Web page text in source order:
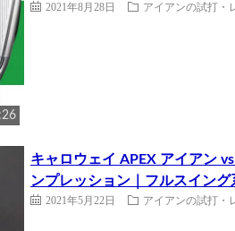
2021年8月28日 アイアンの試打・
キャロウェイ APEX アイアン
ンプレッション｜フルスイング
2021年5月22日 アイアンの試打・